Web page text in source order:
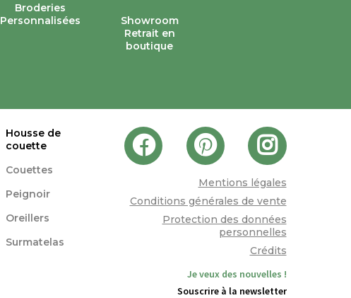
Broderies
Personnalisées
Showroom
Retrait en
boutique
Housse de
couette
Couettes
Peignoir
Oreillers
Surmatelas
Mentions légales
Conditions générales de vente
Protection des données
personnelles
Crédits
Je veux des nouvelles !
Souscrire à la newsletter